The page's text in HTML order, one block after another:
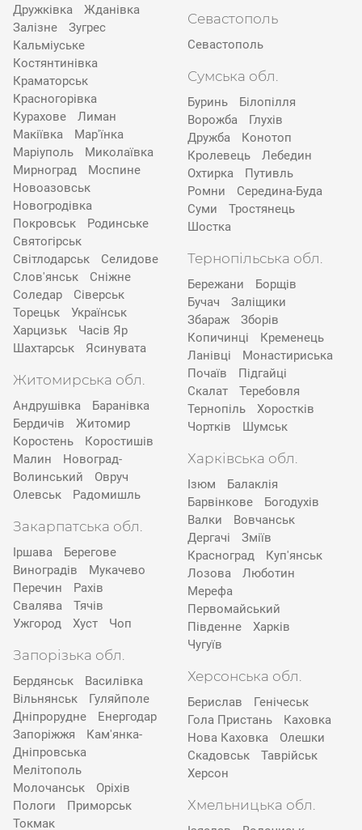
Дружківка
Жданівка
Залізне
Зугрес
Кальміуське
Костянтинівка
Краматорськ
Красногорівка
Курахове
Лиман
Макіївка
Мар'їнка
Маріуполь
Миколаївка
Мирноград
Моспине
Новоазовськ
Новогродівка
Покровськ
Родинське
Святогірськ
Світлодарськ
Селидове
Слов'янськ
Сніжне
Соледар
Сіверськ
Торецьк
Українськ
Харцизьк
Часів Яр
Шахтарськ
Ясинувата
Житомирська обл.
Андрушівка
Баранівка
Бердичів
Житомир
Коростень
Коростишів
Малин
Новоград-
Волинський
Овруч
Олевськ
Радомишль
Закарпатська обл.
Іршава
Берегове
Виноградів
Мукачево
Перечин
Рахів
Свалява
Тячів
Ужгород
Хуст Чоп
Запорізька обл.
Бердянськ
Василівка
Вільнянськ
Гуляйполе
Дніпрорудне
Енергодар
Запоріжжя
Кам'янка-
Дніпровська
Мелітополь
Молочанськ
Оріхів
Пологи
Приморськ
Токмак
Севастополь
Севастополь
Сумська обл.
Буринь
Білопілля
Ворожба
Глухів
Дружба
Конотоп
Кролевець
Лебедин
Охтирка
Путивль
Ромни
Середина-Буда
Суми
Тростянець
Шостка
Тернопільська обл.
Бережани
Борщів
Бучач
Заліщики
Збараж
Зборів
Копичинці
Кременець
Ланівці
Монастириська
Почаїв
Підгайці
Скалат
Теребовля
Тернопіль
Хоростків
Чортків
Шумськ
Харківська обл.
Ізюм
Балаклія
Барвінкове
Богодухів
Валки
Вовчанськ
Дергачі
Зміїв
Красноград
Куп'янськ
Лозова
Люботин
Мерефа
Первомайський
Південне
Харків
Чугуїв
Херсонська обл.
Берислав
Генічеськ
Гола Пристань
Каховка
Нова Каховка
Олешки
Скадовськ
Таврійськ
Херсон
Хмельницька обл.